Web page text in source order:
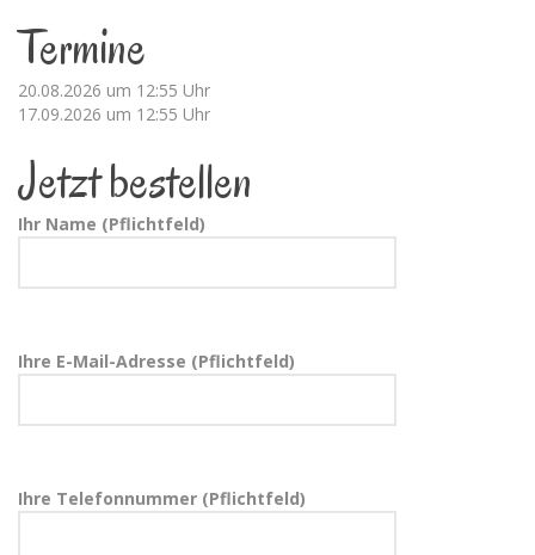
Termine
20.08.2026 um 12:55 Uhr
17.09.2026 um 12:55 Uhr
Jetzt bestellen
Ihr Name (Pflichtfeld)
Ihre E-Mail-Adresse (Pflichtfeld)
Ihre Telefonnummer (Pflichtfeld)